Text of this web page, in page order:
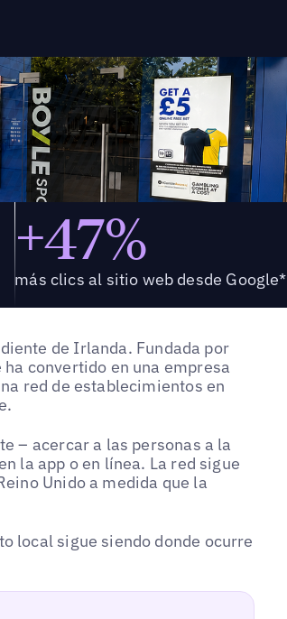
+47%
más clics al sitio web desde Google*
de Irlanda. Fundada por
convertido en una empresa
red de establecimientos en
– acercar a las personas a la
la app o en línea. La red sigue
Unido a medida que la
local sigue siendo donde ocurre